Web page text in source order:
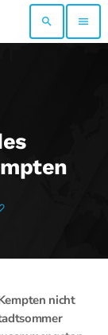
search menu
nicht